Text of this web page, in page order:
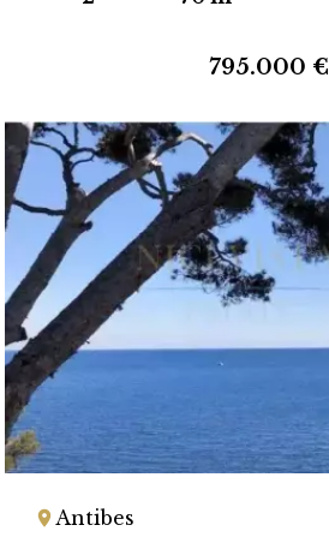
795.000 €
Antibes